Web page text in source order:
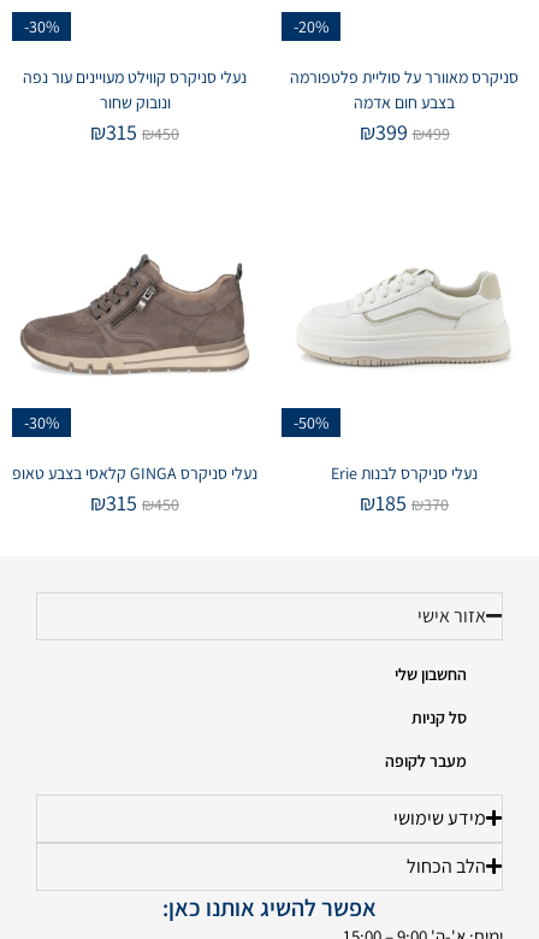
-20%
סניקרס מאוורר על סוליית פלטפורמה
בצבע חום אדמה
₪499
₪399
-30%
נעלי סניקרס קווילט מעויינים עור נפה
ונובוק שחור
₪450
₪315
-50%
נעלי סניקרס לבנות Erie
₪370
₪185
-30%
נעלי סניקרס GINGA קלאסי בצבע טאופ
₪450
₪315
אזור אישי
החשבון שלי
סל קניות
מעבר לקופה
מידע שימושי
הלב הכחול
אפשר להשיג אותנו כאן: